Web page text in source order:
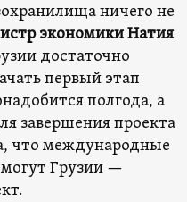
ничего не
экономики Натия
достаточно
первый этап
полгода, а
завершения проекта
что международные
Грузии —